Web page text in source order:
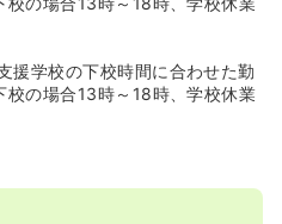
援学校の下校時間に合わせた勤
の場合13時～18時、学校休業